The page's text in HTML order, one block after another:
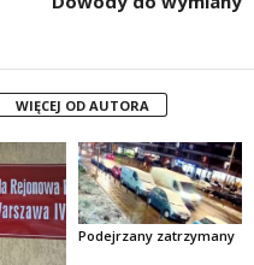
WIĘCEJ OD AUTORA
Podejrzany zatrzymany